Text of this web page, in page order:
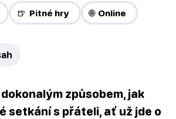
🍺 Pitné hry 🌐 Online
způsobem, jak
setkání s přáteli, ať už jde o